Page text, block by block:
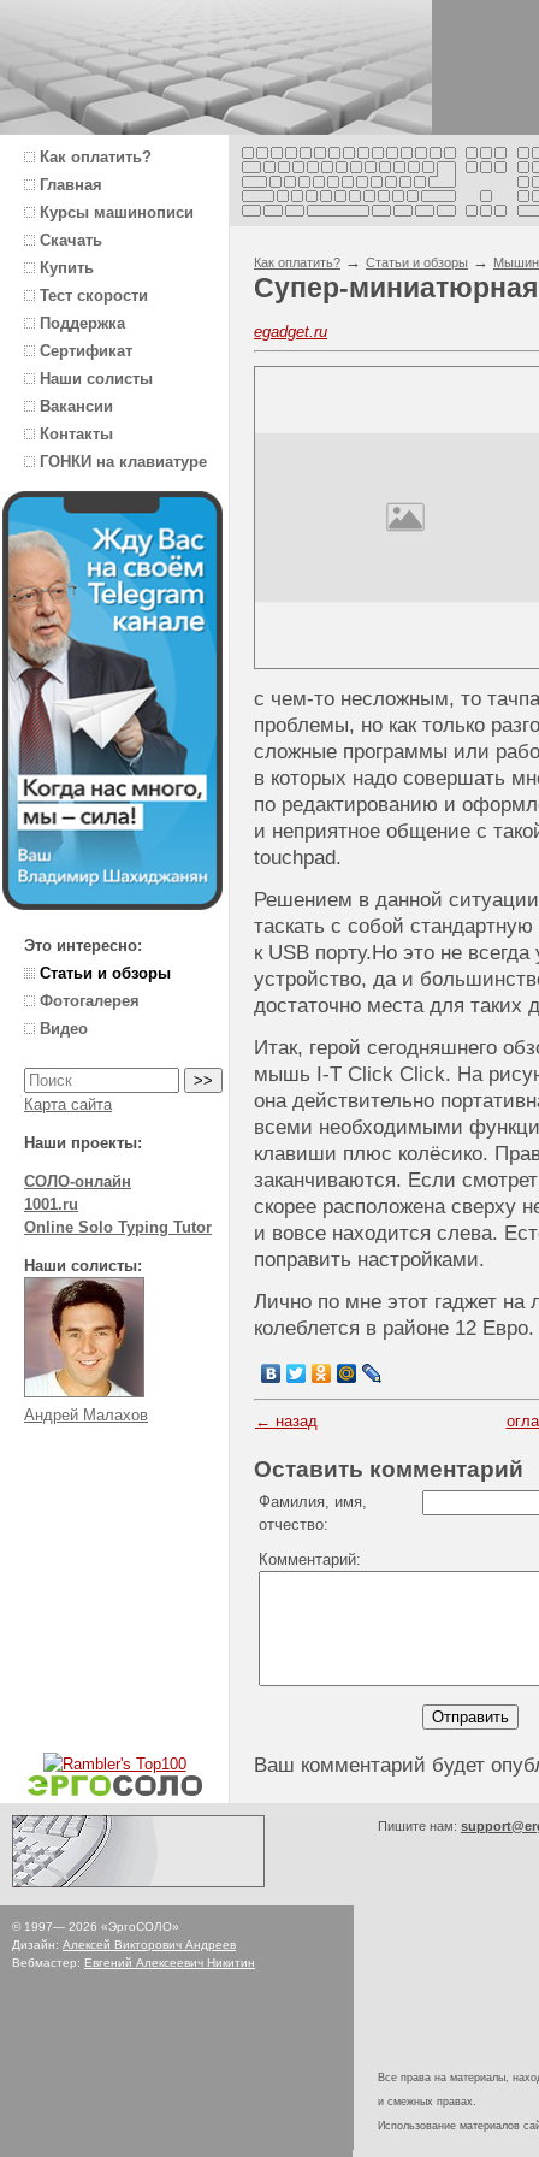
Как оплатить?
Главная
Курсы машинописи
Скачать
Купить
Тест скорости
Поддержка
Сертификат
Наши солисты
Вакансии
Контакты
ГОНКИ на клавиатуре
Это интересно:
Статьи и обзоры
Фотогалерея
Видео
Карта сайта
Наши проекты:
СОЛО-онлайн
1001.ru
Online Solo Typing Tutor
Наши солисты:
Андрей Малахов
Как оплатить? → Статьи и обзоры →
Супер-
egadget.ru
с чем-то несложным, то
проблемы, но как только
сложные программы или
в которых надо совершать
по редактированию и
и неприятное общение с
touchpad.
Решением в данной
таскать с собой
к USB порту.Но это не
устройство, да и
достаточно места для таких
Итак, герой сегодняшнего
мышь I-T Click Click. На
она действительно
всеми необходимыми
клавиши плюс колёсико.
заканчиваются. Если
скорее расположена сверху
и вовсе находится слева.
поправить настройками.
Лично по мне этот гаджет на
колеблется в районе 12 Евро.
← назад
Оставить комментарий
Фамилия, имя,
отчество:
Комментарий:
Ваш комментарий будет
© 1997— 2026 «ЭргоСОЛО»
Дизайн: Алексей Викторович Андреев
Вебмастер: Евгений Алексеевич Никитин
Пишите нам:
Все права на материалы,
и смежных правах.
Использование материалов